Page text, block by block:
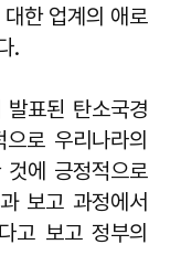
한 업계의 애로
.
표된 탄소국경
로 우리나라의
것에 긍정적으로
보고 과정에서
고 보고 정부의